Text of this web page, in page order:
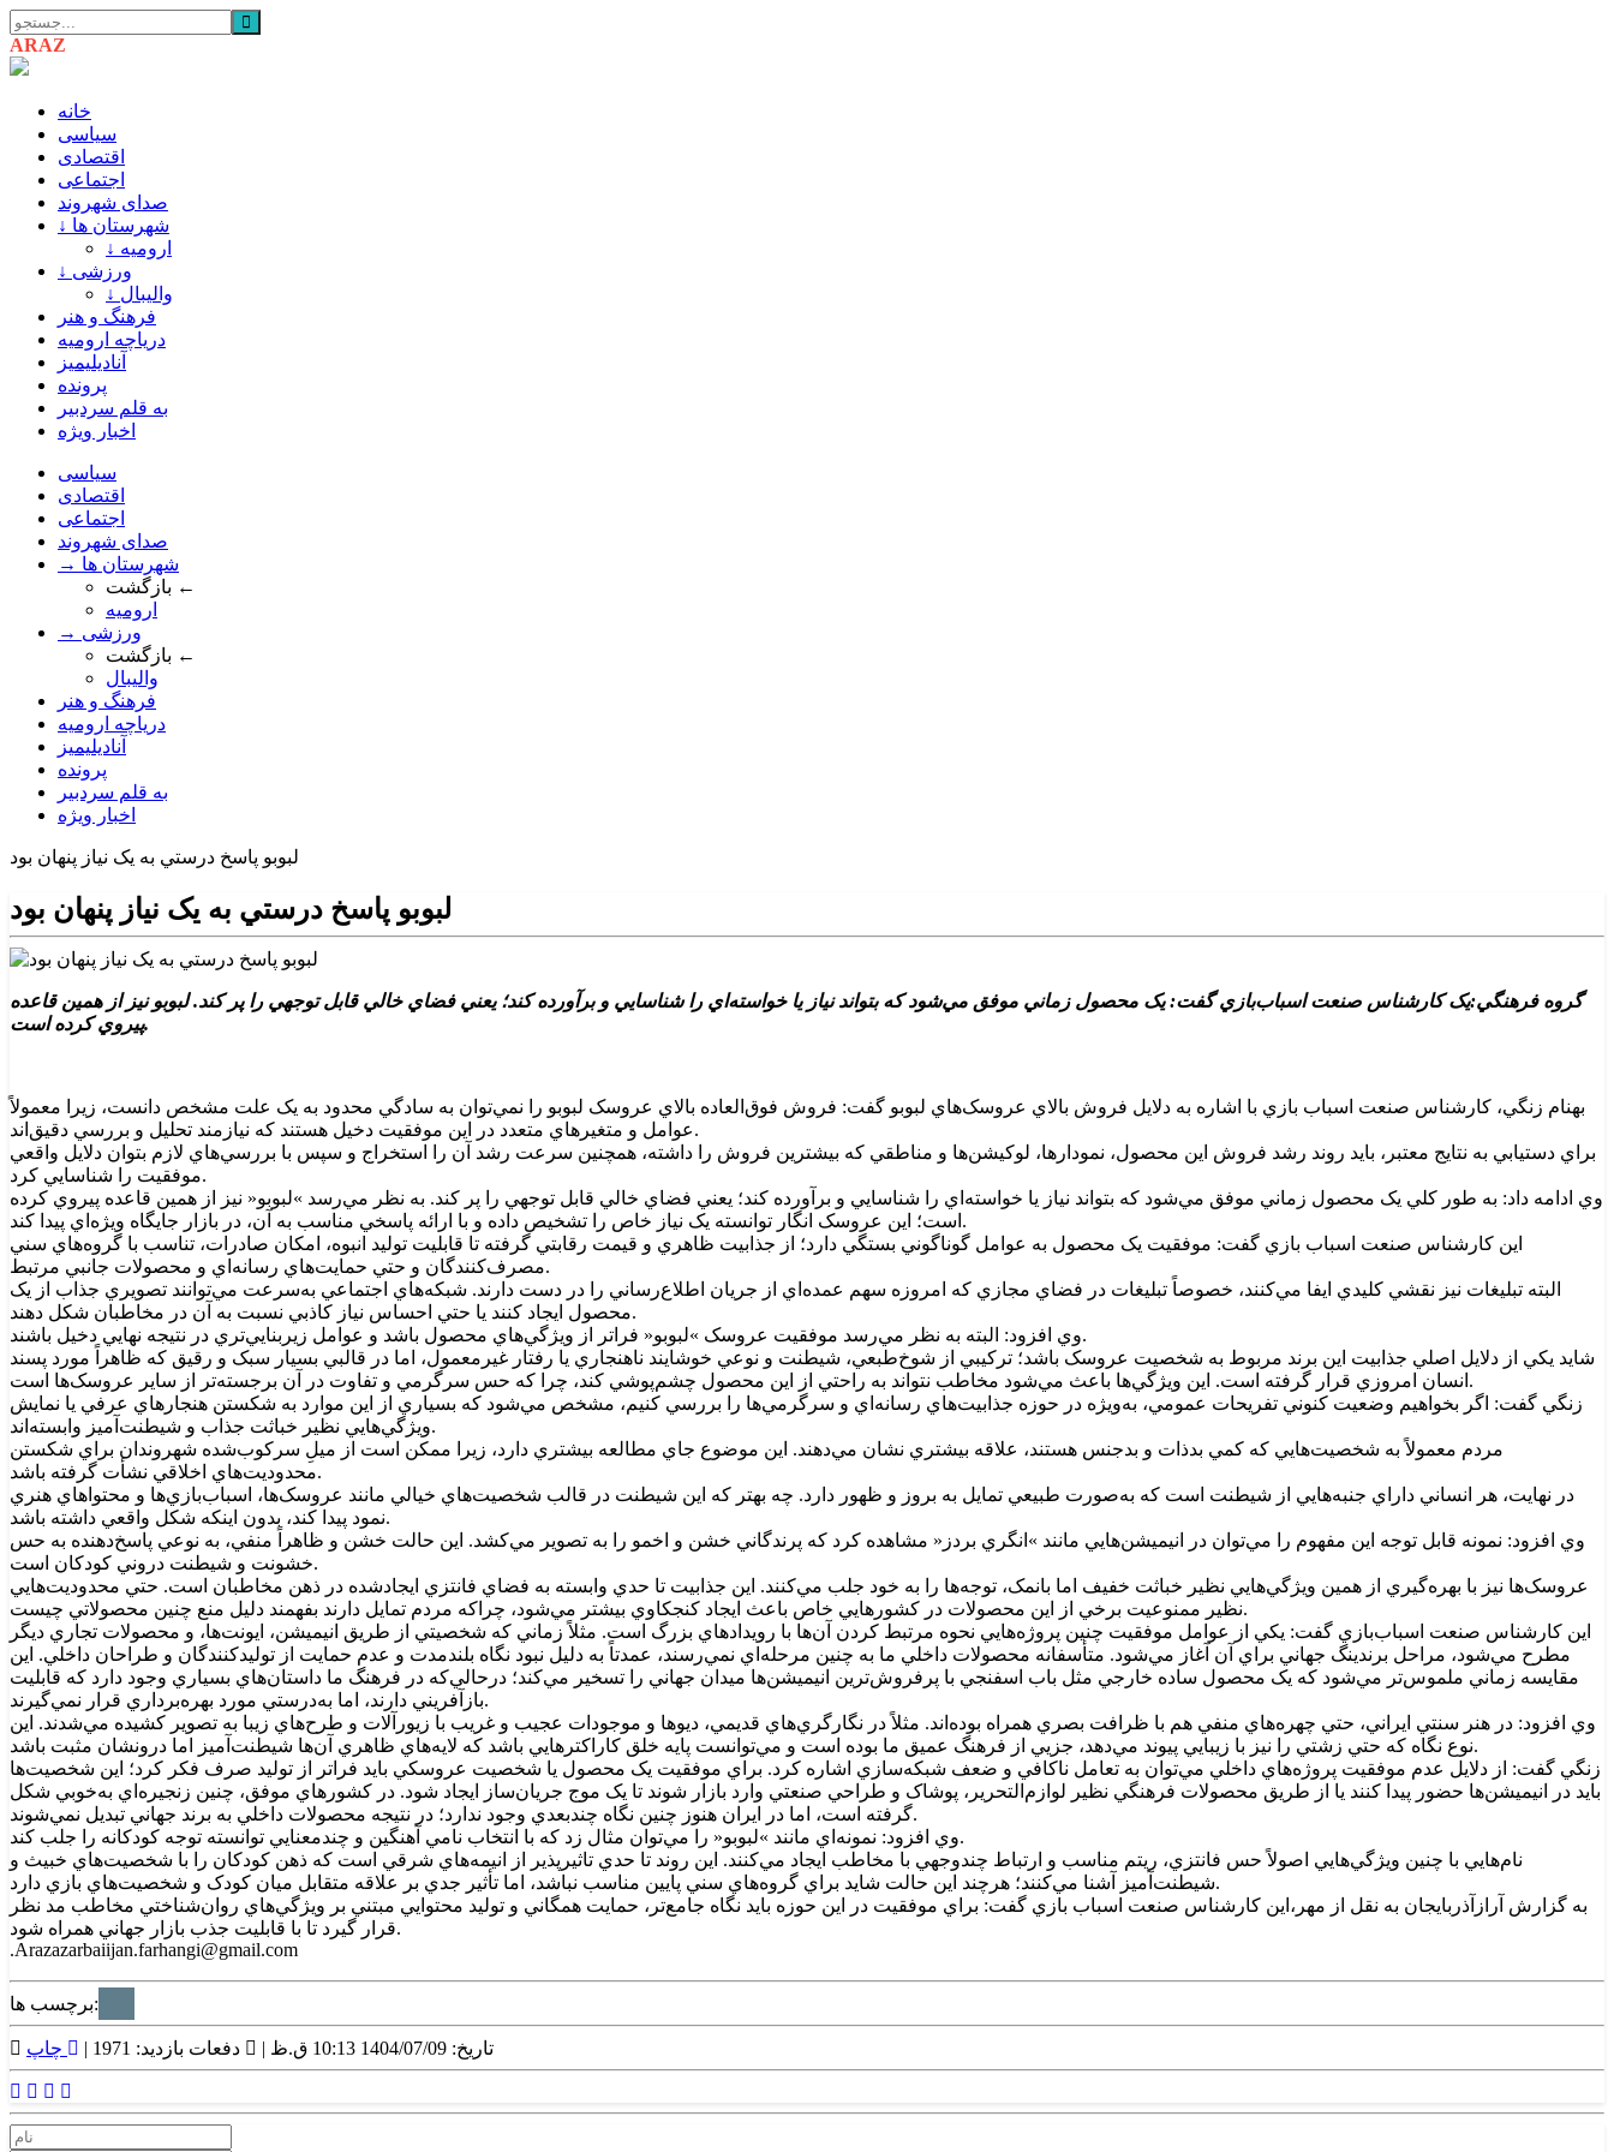
ARAZ
خانه
سیاسی
اقتصادی
اجتماعی
صدای شهروند
↓ شهرستان ها
↓ ارومیه
↓ ورزشی
↓ والیبال
فرهنگ و هنر
دریاچه ارومیه
آنادیلیمیز
پرونده
به قلم سردبیر
اخبار ویژه
سیاسی
اقتصادی
اجتماعی
صدای شهروند
→ شهرستان ها
بازگشت ←
ارومیه
→ ورزشی
بازگشت ←
والیبال
فرهنگ و هنر
دریاچه ارومیه
آنادیلیمیز
پرونده
به قلم سردبیر
اخبار ویژه
لبوبو پاسخ درستي به يک نياز پنهان بود
لبوبو پاسخ درستي به يک نياز پنهان بود
گروه فرهنگي:يک کارشناس صنعت اسباب‌بازي گفت: يک محصول زماني موفق مي‌شود که بتواند نياز يا خواسته‌اي را شناسايي و برآورده کند؛ يعني فضاي خالي قابل توجهي را پر کند. لبوبو نيز از همين قاعده
پيروي کرده است.
بهنام زنگي، کارشناس صنعت اسباب بازي با اشاره به دلايل فروش بالاي عروسک‌هاي لبوبو گفت: فروش فوق‌العاده بالاي عروسک لبوبو را نمي‌توان به سادگي محدود به يک علت مشخص دانست، زيرا معمولاً
عوامل و متغيرهاي متعدد در اين موفقيت دخيل هستند که نيازمند تحليل و بررسي دقيق‌اند.
براي دستيابي به نتايج معتبر، بايد روند رشد فروش اين محصول، نمودارها، لوکيشن‌ها و مناطقي که بيشترين فروش را داشته، همچنين سرعت رشد آن را استخراج و سپس با بررسي‌هاي لازم بتوان دلايل واقعي
موفقيت را شناسايي کرد.
وي ادامه داد: به طور کلي يک محصول زماني موفق مي‌شود که بتواند نياز يا خواسته‌اي را شناسايي و برآورده کند؛ يعني فضاي خالي قابل توجهي را پر کند. به نظر مي‌رسد »لبوبو« نيز از همين قاعده پيروي کرده
است؛ اين عروسک انگار توانسته يک نياز خاص را تشخيص داده و با ارائه پاسخي مناسب به آن، در بازار جايگاه ويژه‌اي پيدا کند.
اين کارشناس صنعت اسباب بازي گفت: موفقيت يک محصول به عوامل گوناگوني بستگي دارد؛ از جذابيت ظاهري و قيمت رقابتي گرفته تا قابليت توليد انبوه، امکان صادرات، تناسب با گروه‌هاي سني
مصرف‌کنندگان و حتي حمايت‌هاي رسانه‌اي و محصولات جانبي مرتبط.
البته تبليغات نيز نقشي کليدي ايفا مي‌کنند، خصوصاً تبليغات در فضاي مجازي که امروزه سهم عمده‌اي از جريان اطلاع‌رساني را در دست دارند. شبکه‌هاي اجتماعي به‌سرعت مي‌توانند تصويري جذاب از يک
محصول ايجاد کنند يا حتي احساس نياز کاذبي نسبت به آن در مخاطبان شکل دهند.
وي افزود: البته به نظر مي‌رسد موفقيت عروسک »لبوبو« فراتر از ويژگي‌هاي محصول باشد و عوامل زيربنايي‌تري در نتيجه نهايي دخيل باشند.
شايد يکي از دلايل اصلي جذابيت اين برند مربوط به شخصيت عروسک باشد؛ ترکيبي از شوخ‌طبعي، شيطنت و نوعي خوشايند ناهنجاري يا رفتار غيرمعمول، اما در قالبي بسيار سبک و رقيق که ظاهراً مورد پسند
انسان امروزي قرار گرفته است. اين ويژگي‌ها باعث مي‌شود مخاطب نتواند به راحتي از اين محصول چشم‌پوشي کند، چرا که حس سرگرمي و تفاوت در آن برجسته‌تر از ساير عروسک‌ها است.
زنگي گفت: اگر بخواهيم وضعيت کنوني تفريحات عمومي، به‌ويژه در حوزه جذابيت‌هاي رسانه‌اي و سرگرمي‌ها را بررسي کنيم، مشخص مي‌شود که بسياري از اين موارد به شکستن هنجارهاي عرفي يا نمايش
ويژگي‌هايي نظير خباثت جذاب و شيطنت‌آميز وابسته‌اند.
مردم معمولاً به شخصيت‌هايي که کمي بدذات و بدجنس هستند، علاقه بيشتري نشان مي‌دهند. اين موضوع جاي مطالعه بيشتري دارد، زيرا ممکن است از ميلِ سرکوب‌شده شهروندان براي شکستن
محدوديت‌هاي اخلاقي نشأت گرفته باشد.
در نهايت، هر انساني داراي جنبه‌هايي از شيطنت است که به‌صورت طبيعي تمايل به بروز و ظهور دارد. چه بهتر که اين شيطنت در قالب شخصيت‌هاي خيالي مانند عروسک‌ها، اسباب‌بازي‌ها و محتواهاي هنري
نمود پيدا کند، بدون اينکه شکل واقعي داشته باشد.
وي افزود: نمونه قابل توجه اين مفهوم را مي‌توان در انيميشن‌هايي مانند »انگري بردز« مشاهده کرد که پرندگاني خشن و اخمو را به تصوير مي‌کشد. اين حالت خشن و ظاهراً منفي، به نوعي پاسخ‌دهنده به حس
خشونت و شيطنت دروني کودکان است.
عروسک‌ها نيز با بهره‌گيري از همين ويژگي‌هايي نظير خباثت خفيف اما بانمک، توجه‌ها را به خود جلب مي‌کنند. اين جذابيت تا حدي وابسته به فضاي فانتزي ايجادشده در ذهن مخاطبان است. حتي محدوديت‌هايي
نظير ممنوعيت برخي از اين محصولات در کشورهايي خاص باعث ايجاد کنجکاوي بيشتر مي‌شود، چراکه مردم تمايل دارند بفهمند دليل منع چنين محصولاتي چيست.
اين کارشناس صنعت اسباب‌بازي گفت: يکي از عوامل موفقيت چنين پروژه‌هايي نحوه مرتبط کردن آن‌ها با رويدادهاي بزرگ است. مثلاً زماني که شخصيتي از طريق انيميشن، ايونت‌ها، و محصولات تجاري ديگر
مطرح مي‌شود، مراحل برندينگ جهاني براي آن آغاز مي‌شود. متأسفانه محصولات داخلي ما به چنين مرحله‌اي نمي‌رسند، عمدتاً به دليل نبود نگاه بلندمدت و عدم حمايت از توليدکنندگان و طراحان داخلي. اين
مقايسه زماني ملموس‌تر مي‌شود که يک محصول ساده خارجي مثل باب اسفنجي با پرفروش‌ترين انيميشن‌ها ميدان جهاني را تسخير مي‌کند؛ درحالي‌که در فرهنگ ما داستان‌هاي بسياري وجود دارد که قابليت
بازآفريني دارند، اما به‌درستي مورد بهره‌برداري قرار نمي‌گيرند.
وي افزود: در هنر سنتي ايراني، حتي چهره‌هاي منفي هم با ظرافت بصري همراه بوده‌اند. مثلاً در نگارگري‌هاي قديمي، ديوها و موجودات عجيب و غريب با زيورآلات و طرح‌هاي زيبا به تصوير کشيده مي‌شدند. اين
نوع نگاه که حتي زشتي را نيز با زيبايي پيوند مي‌دهد، جزيي از فرهنگ عميق ما بوده است و مي‌توانست پايه خلق کاراکترهايي باشد که لايه‌هاي ظاهري آن‌ها شيطنت‌آميز اما درونشان مثبت باشد.
زنگي گفت: از دلايل عدم موفقيت پروژه‌هاي داخلي مي‌توان به تعامل ناکافي و ضعف شبکه‌سازي اشاره کرد. براي موفقيت يک محصول يا شخصيت عروسکي بايد فراتر از توليد صرف فکر کرد؛ اين شخصيت‌ها
بايد در انيميشن‌ها حضور پيدا کنند يا از طريق محصولات فرهنگي نظير لوازم‌التحرير، پوشاک و طراحي صنعتي وارد بازار شوند تا يک موج جريان‌ساز ايجاد شود. در کشورهاي موفق، چنين زنجيره‌اي به‌خوبي شکل
گرفته است، اما در ايران هنوز چنين نگاه چندبعدي وجود ندارد؛ در نتيجه محصولات داخلي به برند جهاني تبديل نمي‌شوند.
وي افزود: نمونه‌اي مانند »لبوبو« را مي‌توان مثال زد که با انتخاب نامي آهنگين و چندمعنايي توانسته توجه کودکانه را جلب کند.
نام‌هايي با چنين ويژگي‌هايي اصولاً حس فانتزي، ريتم مناسب و ارتباط چندوجهي با مخاطب ايجاد مي‌کنند. اين روند تا حدي تاثيرپذير از انيمه‌هاي شرقي است که ذهن کودکان را با شخصيت‌هاي خبيث و
شيطنت‌آميز آشنا مي‌کنند؛ هرچند اين حالت شايد براي گروه‌هاي سني پايين مناسب نباشد، اما تأثير جدي بر علاقه متقابل ميان کودک و شخصيت‌هاي بازي دارد.
به گزارش آرازآذربايجان به نقل از مهر،اين کارشناس صنعت اسباب بازي گفت: براي موفقيت در اين حوزه بايد نگاه جامع‌تر، حمايت همگاني و توليد محتوايي مبتني بر ويژگي‌هاي روان‌شناختي مخاطب مد نظر
قرار گيرد تا با قابليت جذب بازار جهاني همراه شود.
.Arazazarbaiijan.farhangi@gmail.com
برچسب ها:
تاریخ: 1404/07/09 10:13 ق.ظ | دفعات بازدید: 1971 | چاپ